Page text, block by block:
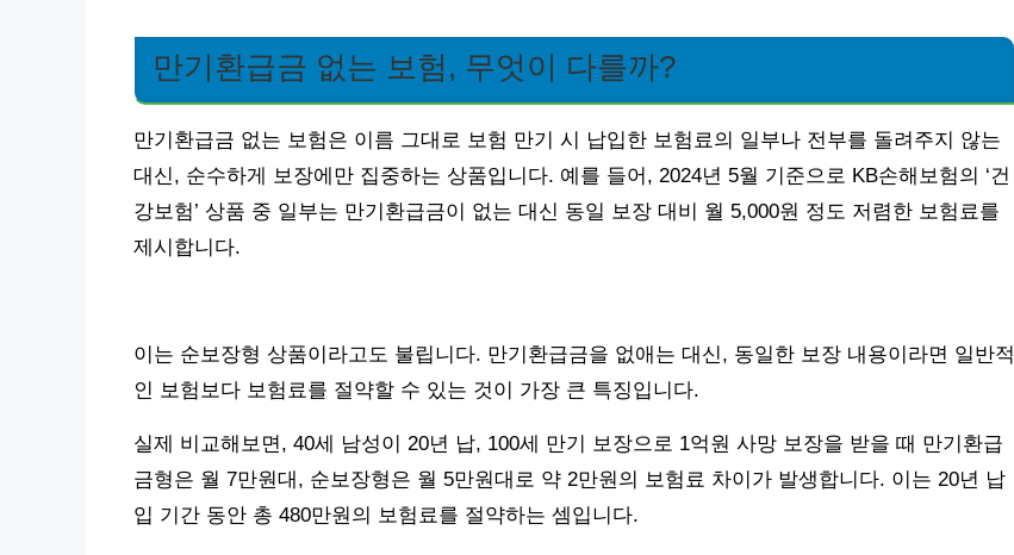
만기환급금 없는 보험, 무엇이 다를까?
만기환급금 없는 보험은 이름 그대로 보험 만기 시 납입한 보험료의 일부나 전부를 돌려주지 않는
대신, 순수하게 보장에만 집중하는 상품입니다. 예를 들어, 2024년 5월 기준으로 KB손해보험의 ‘건
강보험’ 상품 중 일부는 만기환급금이 없는 대신 동일 보장 대비 월 5,000원 정도 저렴한 보험료를
제시합니다.
이는 순보장형 상품이라고도 불립니다. 만기환급금을 없애는 대신, 동일한 보장 내용이라면 일반적
인 보험보다 보험료를 절약할 수 있는 것이 가장 큰 특징입니다.
실제 비교해보면, 40세 남성이 20년 납, 100세 만기 보장으로 1억원 사망 보장을 받을 때 만기환급
금형은 월 7만원대, 순보장형은 월 5만원대로 약 2만원의 보험료 차이가 발생합니다. 이는 20년 납
입 기간 동안 총 480만원의 보험료를 절약하는 셈입니다.